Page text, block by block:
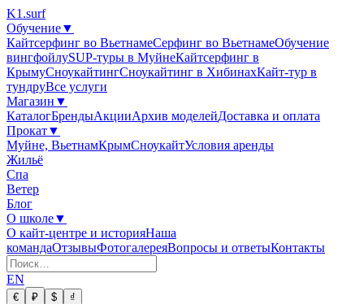
K1 .surf
Обучение▼
Кайтсерфинг во ВьетнамеСерфинг во ВьетнамеОбучение
вингфойлуSUP-туры в МуйнеКайтсерфинг в
КрымуСноукайтингСноукайтинг в ХибинахКайт-тур в
тундруВсе услуги
Магазин ▼
КаталогБрендыАкцииАрхив моделейДоставка и оплата
Прокат▼
Муйне, ВьетнамКрымСноукайтУсловия аренды
Жильё
Спа
Ветер
Блог
О школе▼
О кайт-центре и историяНаша
командаОтзывыФотогалереяВопросы и ответыКонтакты
EN
€ ₽ $
₫